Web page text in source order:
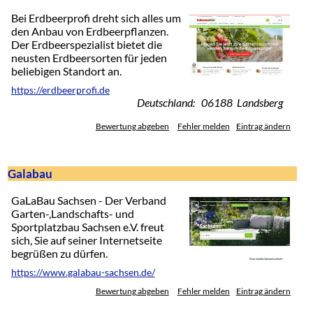
Bei Erdbeerprofi dreht sich alles um
den Anbau von Erdbeerpflanzen.
Der Erdbeerspezialist bietet die
neusten Erdbeersorten für jeden
beliebigen Standort an.
https://erdbeerprofi.de
Deutschland: 06188 Landsberg
Bewertung abgeben Fehler melden Eintrag ändern
Galabau
GaLaBau Sachsen - Der Verband
Garten-,Landschafts- und
Sportplatzbau Sachsen e.V. freut
sich, Sie auf seiner Internetseite
begrüßen zu dürfen.
https://www.galabau-sachsen.de/
Bewertung abgeben Fehler melden Eintrag ändern